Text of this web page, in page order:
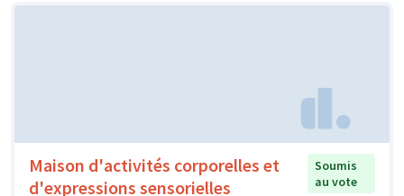
Maison d'activités corporelles et
d'expressions sensorielles
Soumis
au vote